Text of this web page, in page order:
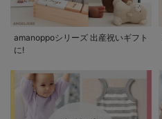
amanoppoシリーズ 出産祝いギフト
に!